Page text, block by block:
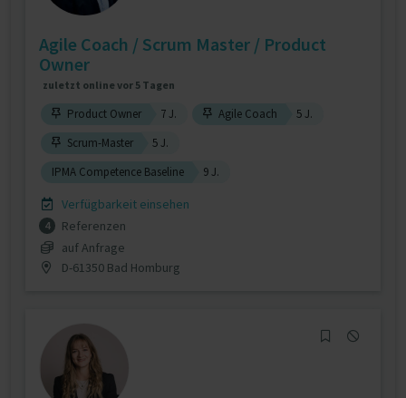
Agile Coach / Scrum Master / Product
Owner
zuletzt online vor 5 Tagen
Product Owner 7 J. Agile Coach
5 J.
Scrum-Master
5 J.
IPMA Competence Baseline
9 J.
Verfügbarkeit einsehen
4
Referenzen
auf Anfrage
D-61350 Bad Homburg